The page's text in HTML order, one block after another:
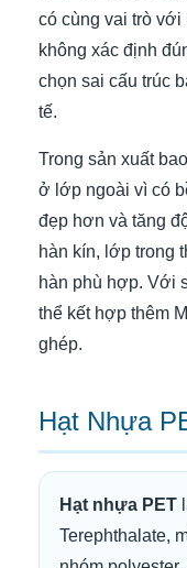
có cùng vai trò với
không xác định
chọn sai cấu trúc
tế.
Trong sản xuất
ở lớp ngoài vì có
đẹp hơn và tăng
hàn kín, lớp trong
hàn phù hợp. Với
thể kết hợp thêm
ghép.
Hạt Nhựa
Hạt nhựa PET
Terephthalate,